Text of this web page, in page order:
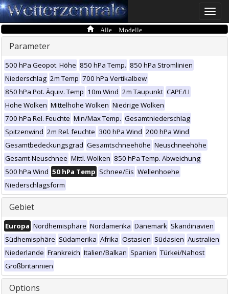
Toggle
Alle Modelle
Parameter
500 hPa Geopot. Höhe 850 hPa Temp. 850 hPa Stromlinien
Niederschlag 2m Temp 700 hPa Vertikalbew
850 hPa Pot. Äquiv. Temp 10m Wind 2m Taupunkt CAPE/LI
Hohe Wolken Mittelhohe Wolken Niedrige Wolken
700 hPa Rel. Feuchte Min/Max Temp. Gesamtniederschlag
Spitzenwind 2m Rel. feuchte 300 hPa Wind 200 hPa Wind
Gesamtbedeckungsgrad Gesamtschneehöhe Neuschneehöhe
Gesamt-Neuschnee Mittl. Wolken 850 hPa Temp. Abweichung
500 hPa Wind 50 hPa Temp Schnee/Eis Wellenhoehe
Niederschlagsform
Gebiet
Europa Nordhemisphäre Nordamerika Dänemark Skandinavien
Südhemisphäre Südamerika Afrika Ostasien Südasien Australien
Niederlande Frankreich Italien/Balkan Spanien Türkei/Nahost
Großbritannien
Options